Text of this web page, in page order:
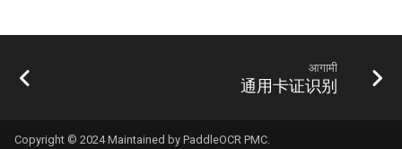
आगामी
通用卡证识别
Copyright © 2024 Maintained by PaddleOCR PMC.